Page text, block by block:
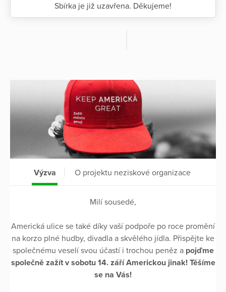
Sbírka je již uzavřena. Děkujeme!
Výzva O projektu neziskové organizace
Milí sousedé,
Americká ulice se také díky vaší podpoře po roce promění
na korzo plné hudby, divadla a skvělého jídla. Přispějte ke
společnému veselí svou účastí i trochou peněz a pojďme
společně zažít v sobotu 14. září Americkou jinak! Těšíme
se na Vás!